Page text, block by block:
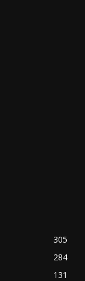
305
284
131